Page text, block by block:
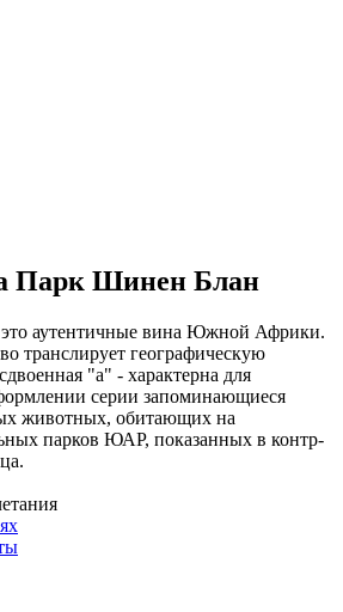
Парк Шинен Блан
аутентичные вина Южной Африки.
транслирует географическую
"a" - характерна для
серии запоминающиеся
животных, обитающих на
парков ЮАР, показанных в контр-